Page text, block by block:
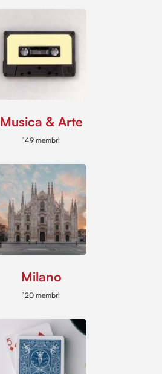
Musica & Arte
149 membri
Milano
120 membri